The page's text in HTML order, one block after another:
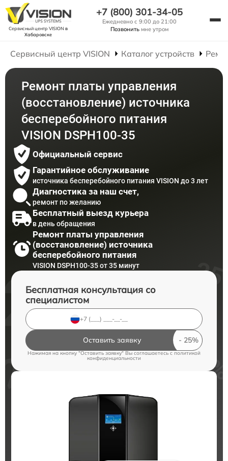
Сервисный центр VISION в
Хабаровске
+7 (800) 301-34-05
Ежедневно с 9:00 до 21:00
Позвонить мне утром
Сервисный центр VISION Каталог устройств
Ремонт платы управления
(восстановление) источника
бесперебойного питания
VISION DSPH100-35
Официальный сервис
Гарантийное обслуживание
источника бесперебойного питания VISION до 3 лет
Диагностика за наш счет,
ремонт по желанию
Бесплатный выезд курьера
в день обращения
Ремонт платы управления
(восстановление) источника
бесперебойного питания
VISION DSPH100-35 от 35 минут
Бесплатная консультация со
специалистом
Оставить заявку
Нажимая на кнопку "Оставить заявку" Вы соглашаетесь cполитикой
конфиденциальности